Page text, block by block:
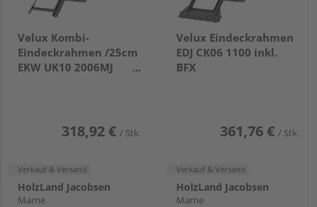
Velux Kombi-
Eindeckrahmen /25cm
EKW UK10 2006MJ
318,92 € / Stk.
Verkauf & Versand
HolzLand Jacobsen
Marne
Velux Eindeckrahmen
EDJ CK06 1100 inkl.
BFX
361,76 € / Stk.
Verkauf & Versand
HolzLand Jacobsen
Marne